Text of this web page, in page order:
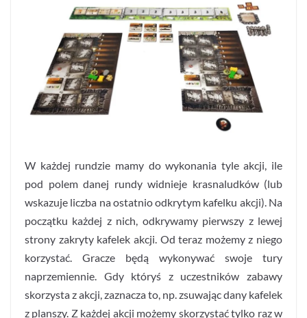
W każdej rundzie mamy do wykonania tyle akcji, ile
pod polem danej rundy widnieje krasnaludków (lub
wskazuje liczba na ostatnio odkrytym kafelku akcji). Na
początku każdej z nich, odkrywamy pierwszy z lewej
strony zakryty kafelek akcji. Od teraz możemy z niego
korzystać. Gracze będą wykonywać swoje tury
naprzemiennie. Gdy któryś z uczestników zabawy
skorzysta z akcji, zaznacza to, np. zsuwając dany kafelek
z planszy. Z każdej akcji możemy skorzystać tylko raz w